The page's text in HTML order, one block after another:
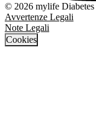
© 2026 mylife Diabetes
Avvertenze Legali
Note Legali
Cookies